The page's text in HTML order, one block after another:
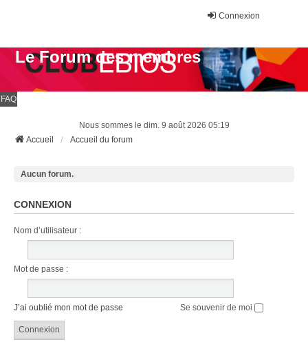
Connexion
Le Forum des membres
FAQ
Nous sommes le dim. 9 août 2026 05:19
Accueil
Accueil du forum
Aucun forum.
CONNEXION
Nom d’utilisateur :
Mot de passe :
J’ai oublié mon mot de passe Se souvenir de moi